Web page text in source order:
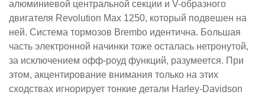
алюминиевой центральной секции и V-образного
двигателя Revolution Max 1250, который подвешен на
ней. Система тормозов Brembo идентична. Большая
часть электронной начинки тоже осталась нетронутой,
за исключением офф-роуд функций, разумеется. При
этом, акцентирование внимания только на этих
сходствах игнорирует тонкие детали Harley-Davidson